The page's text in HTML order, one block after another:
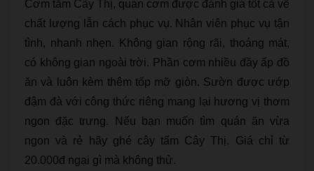
Cơm tấm Cây Thị, quán cơm được đánh giá tốt cả về
chất lượng lẫn cách phục vụ. Nhân viên phục vụ tận
tình, nhanh nhẹn. Không gian rộng rãi, thoáng mát,
có không gian ngoài trời. Phần cơm nhiều đầy ấp đồ
ăn và luôn kèm thêm tốp mỡ giòn. Sườn được ướp
đậm đà với công thức riêng mang lại hương vị thơm
ngon đặc trưng. Nếu bạn muốn tìm quán ăn vừa
ngon và rẻ hãy ghé cây tấm Cây Thị. Giá chỉ từ
20.000đ ngại gì mà không thử.